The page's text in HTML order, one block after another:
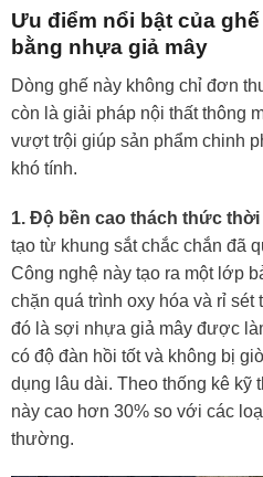
Ưu điểm nổi bật của
bằng nhựa giả mây
Dòng ghế này không chỉ đơn
còn là giải pháp nội thất thông
vượt trội giúp sản phẩm chinh
khó tính.
1. Độ bền cao thách thức thời
tạo từ khung sắt chắc chắn đã
Công nghệ này tạo ra một lớp
chặn quá trình oxy hóa và rỉ
đó là sợi nhựa giả mây được
có độ đàn hồi tốt và không bị
dụng lâu dài. Theo thống kê kỹ
này cao hơn 30% so với các
thường.